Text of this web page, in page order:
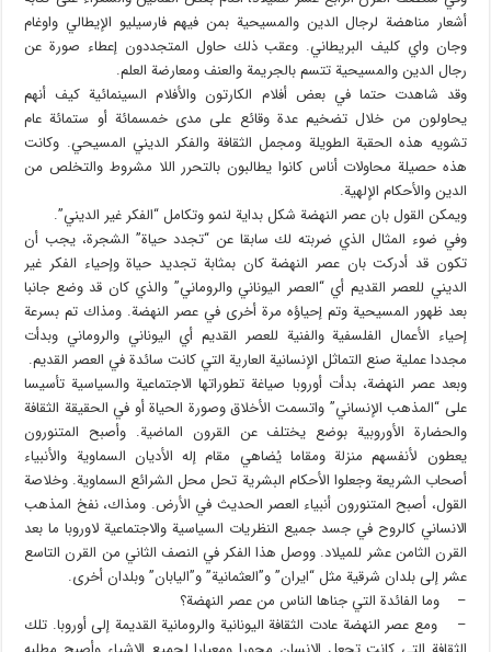
أشعار مناهضة لرجال الدين والمسيحية بمن فيهم فارسيليو الإيطالي واوغام
وجان واي كليف البريطاني. وعقب ذلك حاول المتجددون إعطاء صورة عن
رجال الدين والمسيحية تتسم بالجريمة والعنف ومعارضة العلم.
وقد شاهدت حتما في بعض أفلام الكارتون والأفلام السينمائية كيف أنهم
يحاولون من خلال تضخيم عدة وقائع على مدى خمسمائة أو ستمائة عام
تشويه هذه الحقبة الطويلة ومجمل الثقافة والفكر الديني المسيحي. وكانت
هذه حصيلة محاولات أناس كانوا يطالبون بالتحرر اللا مشروط والتخلص من
الدين والأحكام الإلهية.
ويمكن القول بان عصر النهضة شكل بداية لنمو وتكامل “الفكر غير الديني”.
وفي ضوء المثال الذي ضربته لك سابقا عن “تجدد حياة” الشجرة، يجب أن
تكون قد أدركت بان عصر النهضة كان بمثابة تجديد حياة وإحياء الفكر غير
الديني للعصر القديم أي “العصر اليوناني والروماني” والذي كان قد وضع جانبا
بعد ظهور المسيحية وتم إحياؤه مرة أخرى في عصر النهضة. ومذاك تم بسرعة
إحياء الأعمال الفلسفية والفنية للعصر القديم أي اليوناني والروماني وبدأت
مجددا عملية صنع التماثل الإنسانية العارية التي كانت سائدة في العصر القديم.
وبعد عصر النهضة، بدأت أوروبا صياغة تطوراتها الاجتماعية والسياسية تأسيسا
على “المذهب الإنساني” واتسمت الأخلاق وصورة الحياة أو في الحقيقة الثقافة
والحضارة الأوروبية بوضع يختلف عن القرون الماضية. وأصبح المتنورون
يعطون لأنفسهم منزلة ومقاما يُضاهي مقام إله الأديان السماوية والأنبياء
أصحاب الشريعة وجعلوا الأحكام البشرية تحل محل الشرائع السماوية. وخلاصة
القول، أصبح المتنورون أنبياء العصر الحديث في الأرض. ومذاك، نفخ المذهب
الانساني كالروح في جسد جميع النظريات السياسية والاجتماعية لاوروبا ما بعد
القرن الثامن عشر للميلاد. ووصل هذا الفكر في النصف الثاني من القرن التاسع
عشر إلى بلدان شرقية مثل “ايران” و”العثمانية” و”اليابان” وبلدان أخرى.
– وما الفائدة التي جناها الناس من عصر النهضة؟
– ومع عصر النهضة عادت الثقافة اليونانية والرومانية القديمة إلى أوروبا. تلك